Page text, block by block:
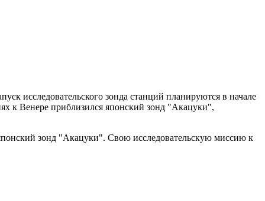
исследовательского зонда станций планируются в начале
к Венере приблизился японский зонд "Акацуки",
зонд "Акацуки". Свою исследовательскую миссию к